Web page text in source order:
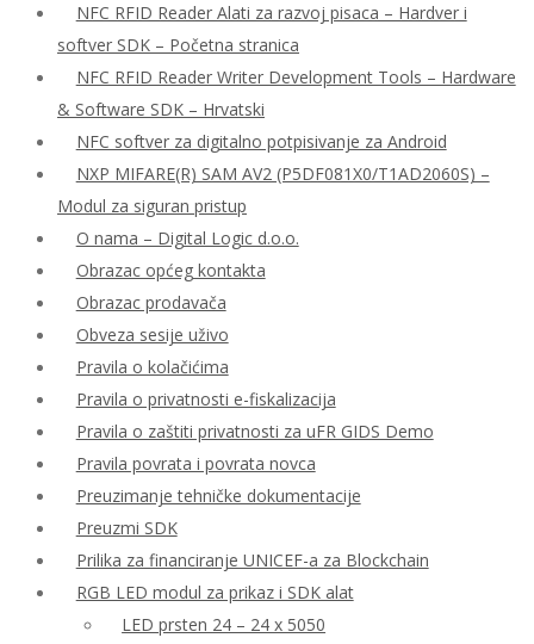
NFC RFID Reader Alati za razvoj pisaca – Hardver i
softver SDK – Početna stranica
NFC RFID Reader Writer Development Tools – Hardware
& Software SDK – Hrvatski
NFC softver za digitalno potpisivanje za Android
NXP MIFARE(R) SAM AV2 (P5DF081X0/T1AD2060S) –
Modul za siguran pristup
O nama – Digital Logic d.o.o.
Obrazac općeg kontakta
Obrazac prodavača
Obveza sesije uživo
Pravila o kolačićima
Pravila o privatnosti e-fiskalizacija
Pravila o zaštiti privatnosti za uFR GIDS Demo
Pravila povrata i povrata novca
Preuzimanje tehničke dokumentacije
Preuzmi SDK
Prilika za financiranje UNICEF-a za Blockchain
RGB LED modul za prikaz i SDK alat
LED prsten 24 – 24 x 5050